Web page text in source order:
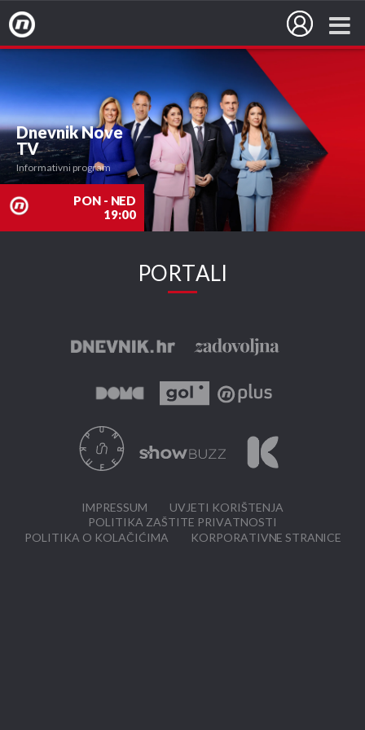
Dnevnik Nove
TV
Informativni program
PON - NED
19:00
Nova TV
PORTALI
IMPRESSUM
UVJETI KORIŠTENJA
POLITIKA ZAŠTITE PRIVATNOSTI
POLITIKA O KOLAČIĆIMA
KORPORATIVNE STRANICE